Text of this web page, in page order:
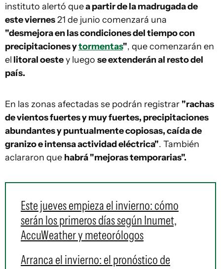
instituto alertó quea partir de la madrugada de
este viernes21 de junio comenzará una
"desmejora en las condiciones del tiempo con
precipitaciones ytormentas", que comenzarán en
el litoral oestey luego se extenderán al resto del
país.
En las zonas afectadas se podrán registrar "rachas
de vientos fuertes y muy fuertes, precipitaciones
abundantes y puntualmente copiosas, caída de
granizo e intensa actividad eléctrica". También
aclararon que habrá "mejoras temporarias".
Este jueves empieza el invierno: cómo
serán los primeros días según Inumet,
AccuWeather y meteorólogos
Arranca el invierno: el pronóstico de